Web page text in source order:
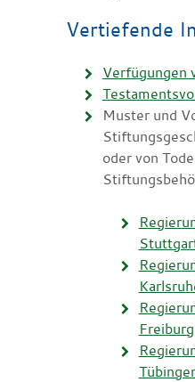
Vertiefende
Verfügungen
Muster und
oder von
Freiburg